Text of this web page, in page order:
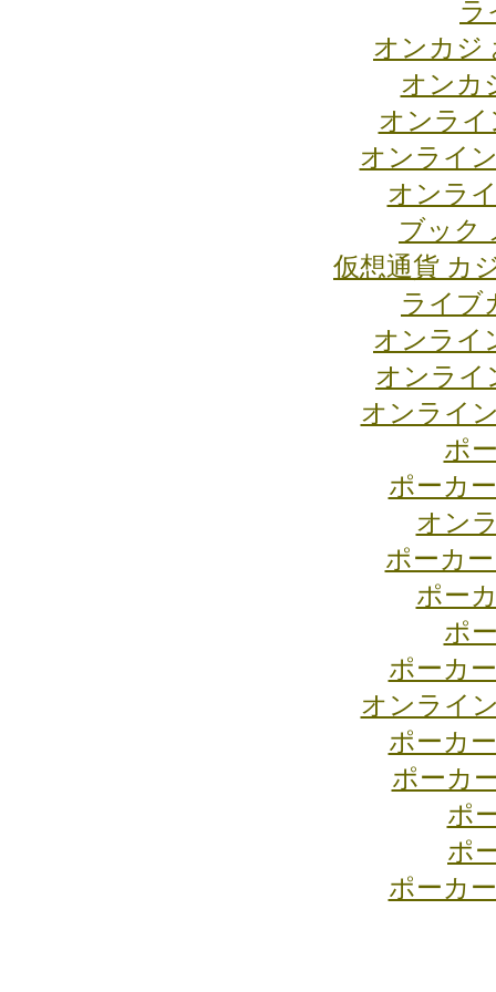
ラ
オンカジ
オンカ
オンラ
オンライ
オンラ
ブック
仮想通貨 カ
ライブ
オンライ
オンライ
オンライ
ポ
ポーカ
オン
ポーカ
ポー
ポ
ポーカ
オンライ
ポーカ
ポーカ
ポ
ポ
ポーカ